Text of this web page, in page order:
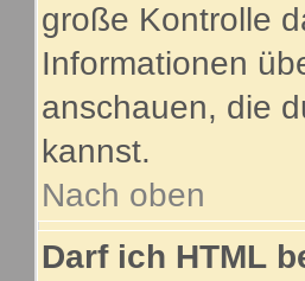
große Kontrolle
Informationen
anschauen, die
kannst.
Nach oben
Darf ich HTML